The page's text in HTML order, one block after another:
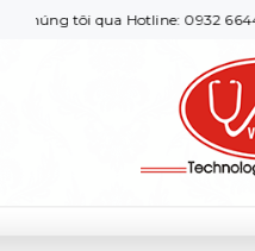
tôi qua Hotline: 0932 664422